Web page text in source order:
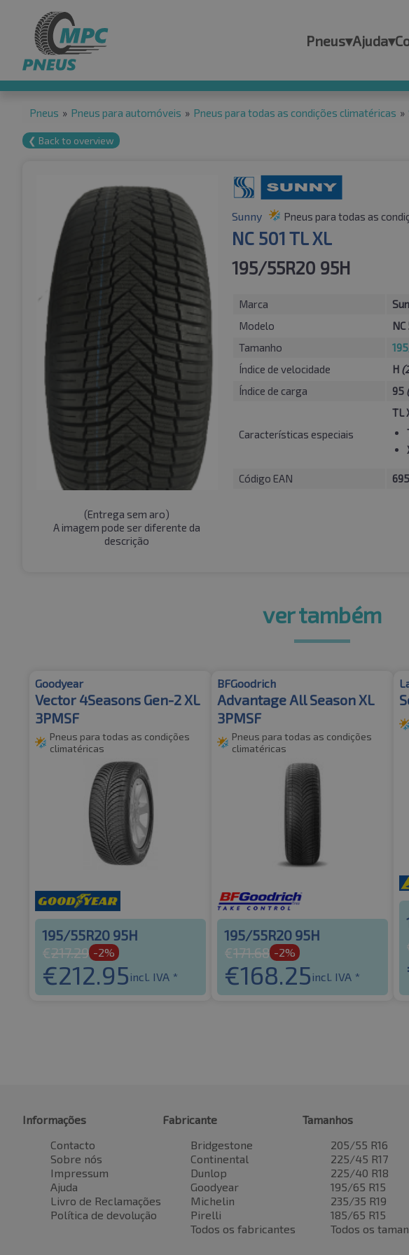
Pneus▾Ajuda▾
Pneus » Pneus para automóveis » Pneus para todas as condições climatéricas »
❮ Back to overview
(Entrega sem aro)
A imagem pode ser diferente da
descrição
Sunny Pneus para todas as
NC 501 TL XL
195/55R20 95H
Marca
Modelo
NC
Tamanho
Índice de velocidade
H
Índice de carga
95
Características especiais
TL
Código EAN
ver também
Goodyear
Vector 4Seasons Gen-2 XL
3PMSF
Pneus para todas as condições
climatéricas
195/55R20 95H
€217.29 -2%
€212.95 incl. IVA *
BFGoodrich
Advantage All Season XL
3PMSF
Pneus para todas as condições
climatéricas
195/55R20 95H
€171.68 -2%
€168.25 incl. IVA *
Informações
Contacto
Sobre nós
Impressum
Ajuda
Livro de Reclamações
Política de devolução
Fabricante
Bridgestone
Continental
Dunlop
Goodyear
Michelin
Pirelli
Todos os fabricantes
Tamanhos
205/55 R16
225/45 R17
225/40 R18
195/65 R15
235/35 R19
185/65 R15
Todos os